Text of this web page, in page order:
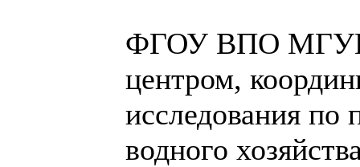
ФГОУ ВПО МГУП
центром,
исследования по
водного